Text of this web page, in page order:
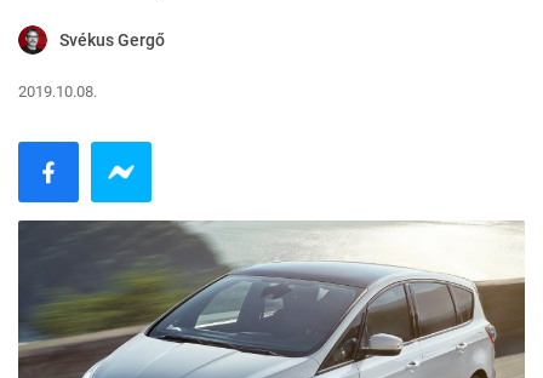
Svékus Gergő
2019.10.08.